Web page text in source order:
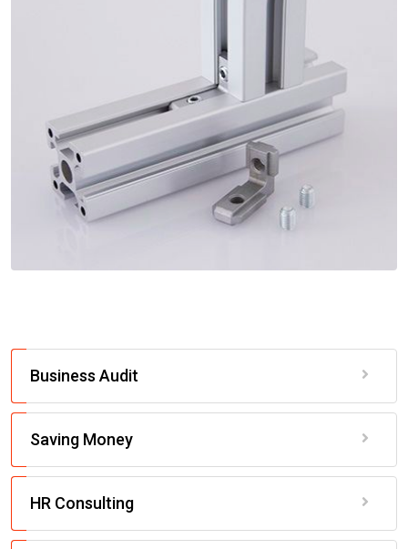
Business Audit
Saving Money
HR Consulting